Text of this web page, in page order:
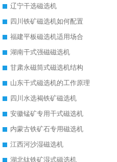
辽宁干选磁选机
四川铁矿磁选机如何配置
福建平板磁选机适用场合
湖南干式强磁磁选机
甘肃永磁筒式磁选机结构
山东干式磁选机的工作原理
四川水选褐铁矿磁选机
安徽锰矿专用干式磁选机
内蒙古铁矿石专用磁选机
江西河沙湿磁选机
湖北钛铁矿湿式磁选机